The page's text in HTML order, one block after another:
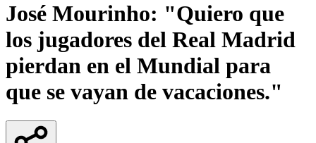
José Mourinho: "Quiero que
los jugadores del Real Madrid
pierdan en el Mundial para
que se vayan de vacaciones."